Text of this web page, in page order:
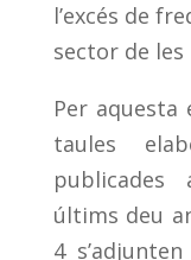
l’excés de
sector de les
Per aquesta
taules
publicades
últims deu
4